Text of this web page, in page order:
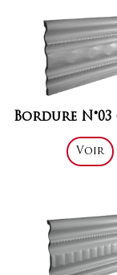
Bordure N°03
Voir